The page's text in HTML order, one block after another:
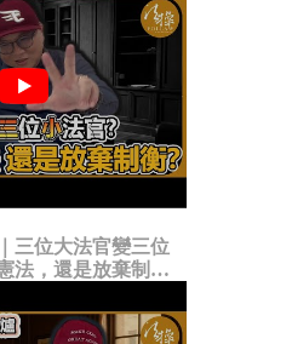
三位大法官變三位
法，還是放棄制衡